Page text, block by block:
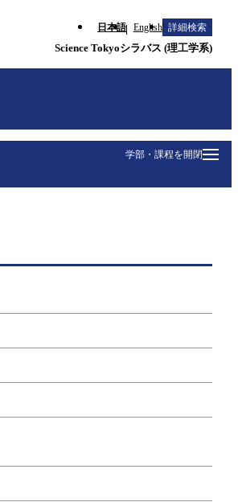
日本語 English 詳細検索
Science Tokyoシラバス (理工学系)
学部・課程を開閉